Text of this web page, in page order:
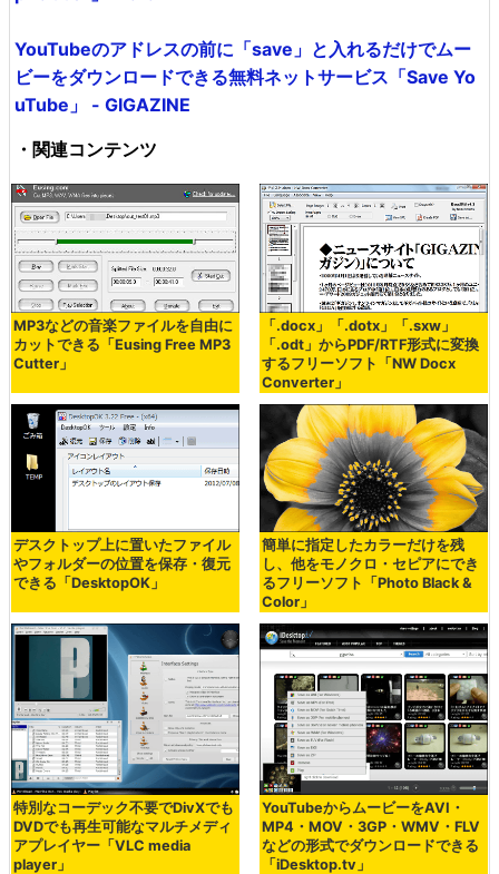
YouTubeのアドレスの前に「save」と入れるだけでムー
ビーをダウンロードできる無料ネットサービス「Save Yo
uTube」 - GIGAZINE
・関連コンテンツ
MP3などの音楽ファイルを自由に
カットできる「Eusing Free MP3
Cutter」
「.docx」「.dotx」「.sxw」
「.odt」からPDF/RTF形式に変換
するフリーソフト「NW Docx
Converter」
デスクトップ上に置いたファイル
やフォルダーの位置を保存・復元
できる「DesktopOK」
簡単に指定したカラーだけを残
し、他をモノクロ・セピアにでき
るフリーソフト「Photo Black &
Color」
特別なコーデック不要でDivXでも
DVDでも再生可能なマルチメディ
アプレイヤー「VLC media
player」
YouTubeからムービーをAVI・
MP4・MOV・3GP・WMV・FLV
などの形式でダウンロードできる
「iDesktop.tv」